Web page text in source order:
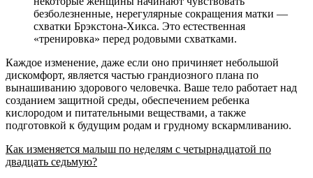
безболезненные, нерегулярные сокращения матки —
схватки Брэкстона-Хикса. Это естественная
«тренировка» перед родовыми схватками.
Каждое изменение, даже если оно причиняет небольшой
дискомфорт, является частью грандиозного плана по
вынашиванию здорового человечка. Ваше тело работает над
созданием защитной среды, обеспечением ребенка
кислородом и питательными веществами, а также
подготовкой к будущим родам и грудному вскармливанию.
Как изменяется малыш по неделям с четырнадцатой по
двадцать седьмую?